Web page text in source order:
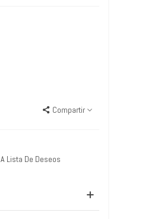
Compartir
A Lista De Deseos